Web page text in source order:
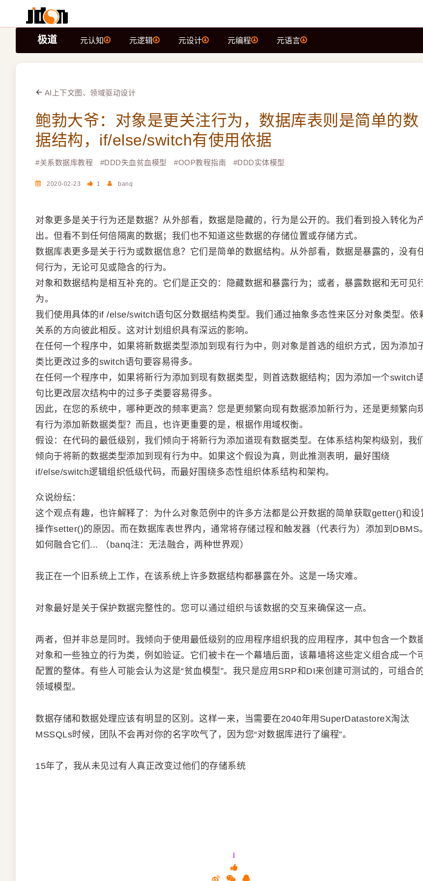
极道 元认知 元逻辑 元设计 元编程 元语言
AI上下文图、领域驱动设计
鲍勃大爷：对象是更关注行为，数据库表则是简单的数
据结构，if/else/switch有使用依据
#关系数据库教程 #DDD失血贫血模型 #OOP教程指南 #DDD实体模型
2020-02-23 1 banq
对象更多是关于行为还是数据？从外部看，数据是隐藏的，行为是公开的。我们看到投入转化为
出。但看不到任何倍隔离的数据；我们也不知道这些数据的存储位置或存储方式。
数据库表更多是关于行为或数据信息？它们是简单的数据结构。从外部看，数据是暴露的，没有
何行为，无论可见或隐含的行为。
对象和数据结构是相互补充的。它们是正交的：隐藏数据和暴露行为；或者，暴露数据和无可见
为。
我们使用具体的if /else/switch语句区分数据结构类型。我们通过抽象多态性来区分对象类型。依
关系的方向彼此相反。这对计划组织具有深远的影响。
在任何一个程序中，如果将新数据类型添加到现有行为中，则对象是首选的组织方式，因为添加
类比更改过多的switch语句要容易得多。
在任何一个程序中，如果将新行为添加到现有数据类型，则首选数据结构；因为添加一个switch
句比更改层次结构中的过多子类要容易得多。
因此，在您的系统中，哪种更改的频率更高？您是更频繁向现有数据添加新行为，还是更频繁向
有行为添加新数据类型？而且，也许更重要的是，根据作用域权衡。
假设：在代码的最低级别，我们倾向于将新行为添加道现有数据类型。在体系结构架构级别，我们
倾向于将新的数据类型添加到现有行为中。如果这个假设为真，则此推测表明，最好围绕
if/else/switch逻辑组织低级代码，而最好围绕多态性组织体系结构和架构。
众说纷纭：
这个观点有趣，也许解释了：为什么对象范例中的许多方法都是公开数据的简单获取getter()和设
操作setter()的原因。而在数据库表世界内，通常将存储过程和触发器（代表行为）添加到DBMS。
如何融合它们... （banq注：无法融合，两种世界观）
我正在一个旧系统上工作，在该系统上许多数据结构都暴露在外。这是一场灾难。
对象最好是关于保护数据完整性的。您可以通过组织与该数据的交互来确保这一点。
两者，但并非总是同时。我倾向于使用最低级别的应用程序组织我的应用程序，其中包含一个数
对象和一些独立的行为类，例如验证。它们被卡在一个幕墙后面，该幕墙将这些定义组合成一个可
配置的整体。有些人可能会认为这是“贫血模型”。我只是应用SRP和DI来创建可测试的，可组合
领域模型。
数据存储和数据处理应该有明显的区别。这样一来，当需要在2040年用SuperDatastoreX淘汰
MSSQLs时候，团队不会再对你的名字吹气了，因为您“对数据库进行了编程”。
15年了，我从未见过有人真正改变过他们的存储系统
1